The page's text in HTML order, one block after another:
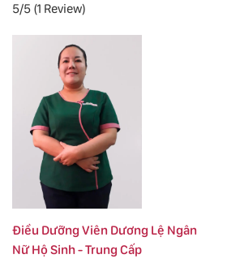
5/5 (1 Review)
Điều Dưỡng Viên Dương Lệ Ngân
Nữ Hộ Sinh - Trung Cấp